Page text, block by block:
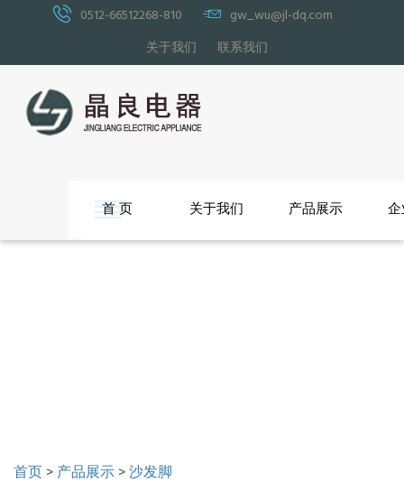
0512-66512268-810
gw_wu@jl-dq.com
关于我们
联系我们
首 页 关于我们 产品展示
首页>产品展示>沙发脚